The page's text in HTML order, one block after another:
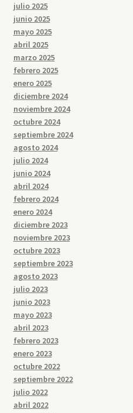
julio 2025
junio 2025
mayo 2025
abril 2025
marzo 2025
febrero 2025
enero 2025
diciembre 2024
noviembre 2024
octubre 2024
septiembre 2024
agosto 2024
julio 2024
junio 2024
abril 2024
febrero 2024
enero 2024
diciembre 2023
noviembre 2023
octubre 2023
septiembre 2023
agosto 2023
julio 2023
junio 2023
mayo 2023
abril 2023
febrero 2023
enero 2023
octubre 2022
septiembre 2022
julio 2022
abril 2022